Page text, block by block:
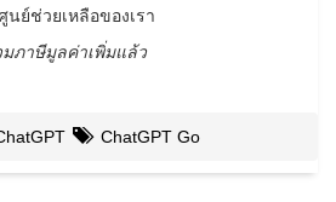
ย์ช่วยเหลือของเรา
ภาษีมูลค่าเพิ่มแล้ว
ChatGPT Go